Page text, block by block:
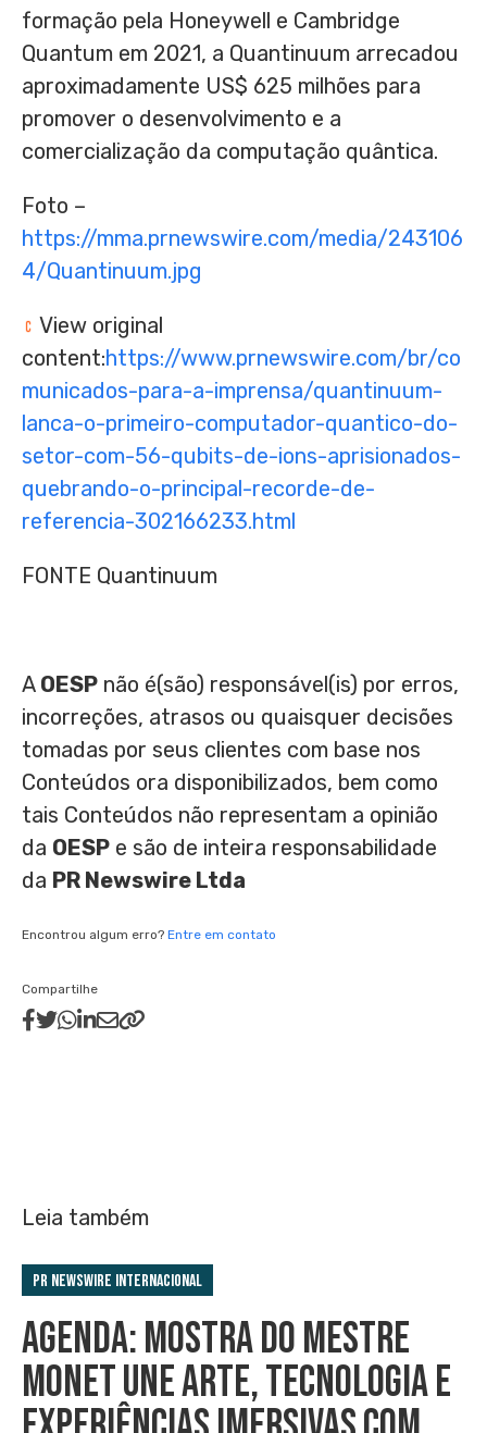
formação pela Honeywell e Cambridge
Quantum em 2021, a Quantinuum arrecadou
aproximadamente US$ 625 milhões para
promover o desenvolvimento e a
comercialização da computação quântica.
Foto –
https://mma.prnewswire.com/media/243106
4/Quantinuum.jpg
View original
content:https://www.prnewswire.com/br/co
municados-para-a-imprensa/quantinuum-
lanca-o-primeiro-computador-quantico-do-
setor-com-56-qubits-de-ions-aprisionados-
quebrando-o-principal-recorde-de-
referencia-302166233.html
FONTE Quantinuum
A OESP não é(são) responsável(is) por erros,
incorreções, atrasos ou quaisquer decisões
tomadas por seus clientes com base nos
Conteúdos ora disponibilizados, bem como
tais Conteúdos não representam a opinião
da OESP e são de inteira responsabilidade
da PR Newswire Ltda
Encontrou algum erro? Entre em contato
Compartilhe
Leia também
PR Newswire Internacional
AGENDA: MOSTRA DO MESTRE
MONET UNE ARTE, TECNOLOGIA E